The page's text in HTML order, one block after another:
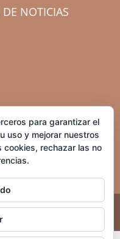
NOTICIAS
006
reservados. Las
para garantizar el
uso y mejorar nuestros
rechazar las no